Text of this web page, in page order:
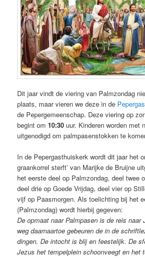
Dit jaar vindt de viering van Palmzondag
plaats, maar vieren we deze in de
de Pepergemeenschap. Deze viering op
begint om10:30 uur. Kinderen worden met
uitgenodigd om palmpasenstokken te
In de Pepergasthuiskerk wordt dit jaar het
graankorrel sterft’ van Marijke de Bruijne
het eerste deel op Palmzondag, deel twee
deel drie op Goede Vrijdag, deel vier op
vijf op Paasmorgen. Als toelichting bij het
(Palmzondag) wordt hierbij gegeven:
De opmaat naar Palmpasen is de reis naar
weg daarnaartoe gebeuren de in de
dingen. De intocht is blij en feestelijk. De
Jezus het tempelplein schoonveegt en het